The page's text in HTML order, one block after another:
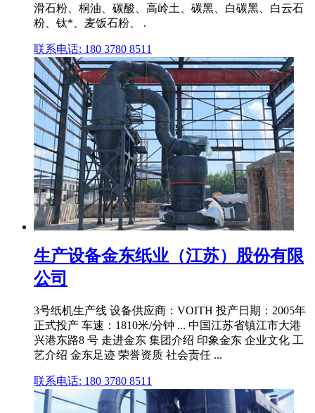
滑石粉、桐油、碳酸、高岭土、碳黑、白碳黑、白云石
粉、钛*、麦饭石粉、 .
联系电话: 180 3780 8511
生产设备金东纸业（江苏）股份有限
公司
3号纸机生产线 设备供应商：VOITH 投产日期：2005年
正式投产 车速：1810米/分钟 ... 中国江苏省镇江市大港
兴港东路8 号 走进金东 集团介绍 印象金东 企业文化 工
艺介绍 金东足迹 荣誉资质 社会责任 ...
联系电话: 180 3780 8511